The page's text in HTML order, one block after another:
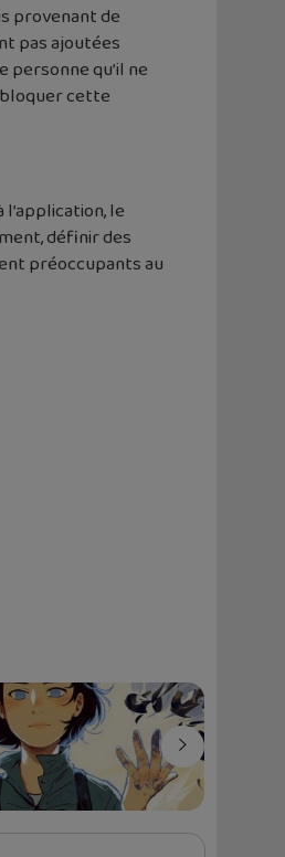
provenant de
pas ajoutées
qu’il ne
cette
le
définir des
préoccupants au